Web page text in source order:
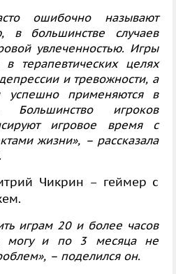
ошибочно называют
в большинстве случаев
увлеченностью. Игры
в терапевтических целях
и тревожности, а
успешно применяются в
Большинство игроков
игровое время с
жизни», – рассказала
Чикрин – геймер с
играм 20 и более часов
могу и по 3 месяца не
– поделился он.